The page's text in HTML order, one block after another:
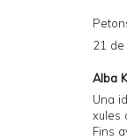
21
Alba
Una
xules
Fins